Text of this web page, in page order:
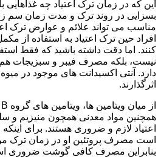
این که در زمان ترک اعتیاد چه غذاهایی
بسزایی در روند ترک و مدت زمان سم
مناسب می تواند علائم و عوارض ترک
افراد حین ترک اعتیاد به استفاده از
کنند. اما دقت داشته باشید که فقط
نیست، بلکه مصرف فیبر و سبزیجات
دارد. آنتی اکسیدانت های موجود در
اثرگذارند.
همچنین مواد معدنی همچون منیزیم و
اعتیاد لازم و ضروری هستند. برای
است مصرف پروتئین او در زمان ترک
بنابراین مصرف کافی گوشت ضروری